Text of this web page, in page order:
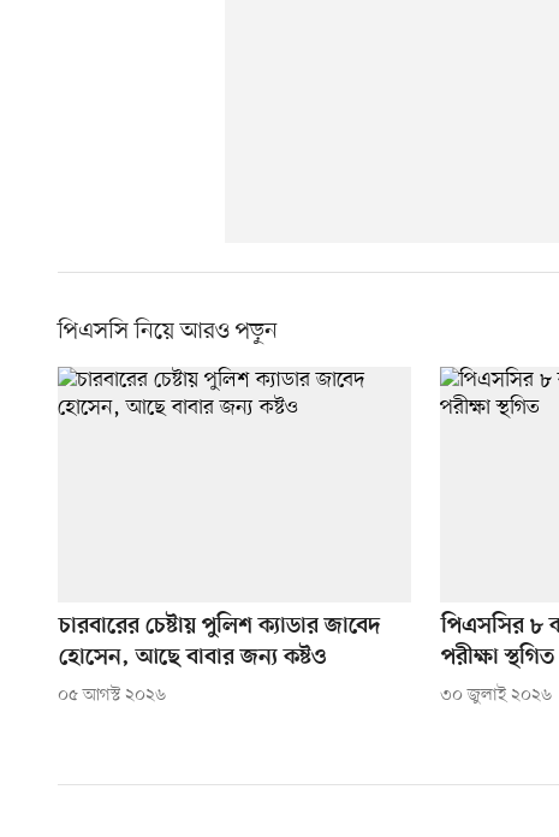
পিএসসি নিয়ে আরও পড়ুন
চারবারের চেষ্টায় পুলিশ ক্যাডার জাবেদ
হোসেন, আছে বাবার জন্য কষ্টও
০৫ আগস্ট ২০২৬
পিএসসির ৮
পরীক্ষা স্থগিত
৩০ জুলাই ২০২৬